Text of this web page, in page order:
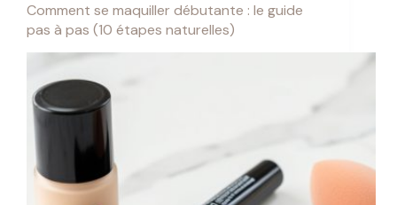
Comment se maquiller débutante : le guide
pas à pas (10 étapes naturelles)